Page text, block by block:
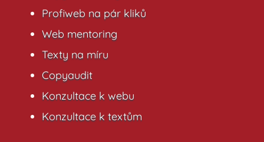
Profiweb na pár kliků
Web mentoring
Texty na míru
Copyaudit
Konzultace k webu
Konzultace k textům